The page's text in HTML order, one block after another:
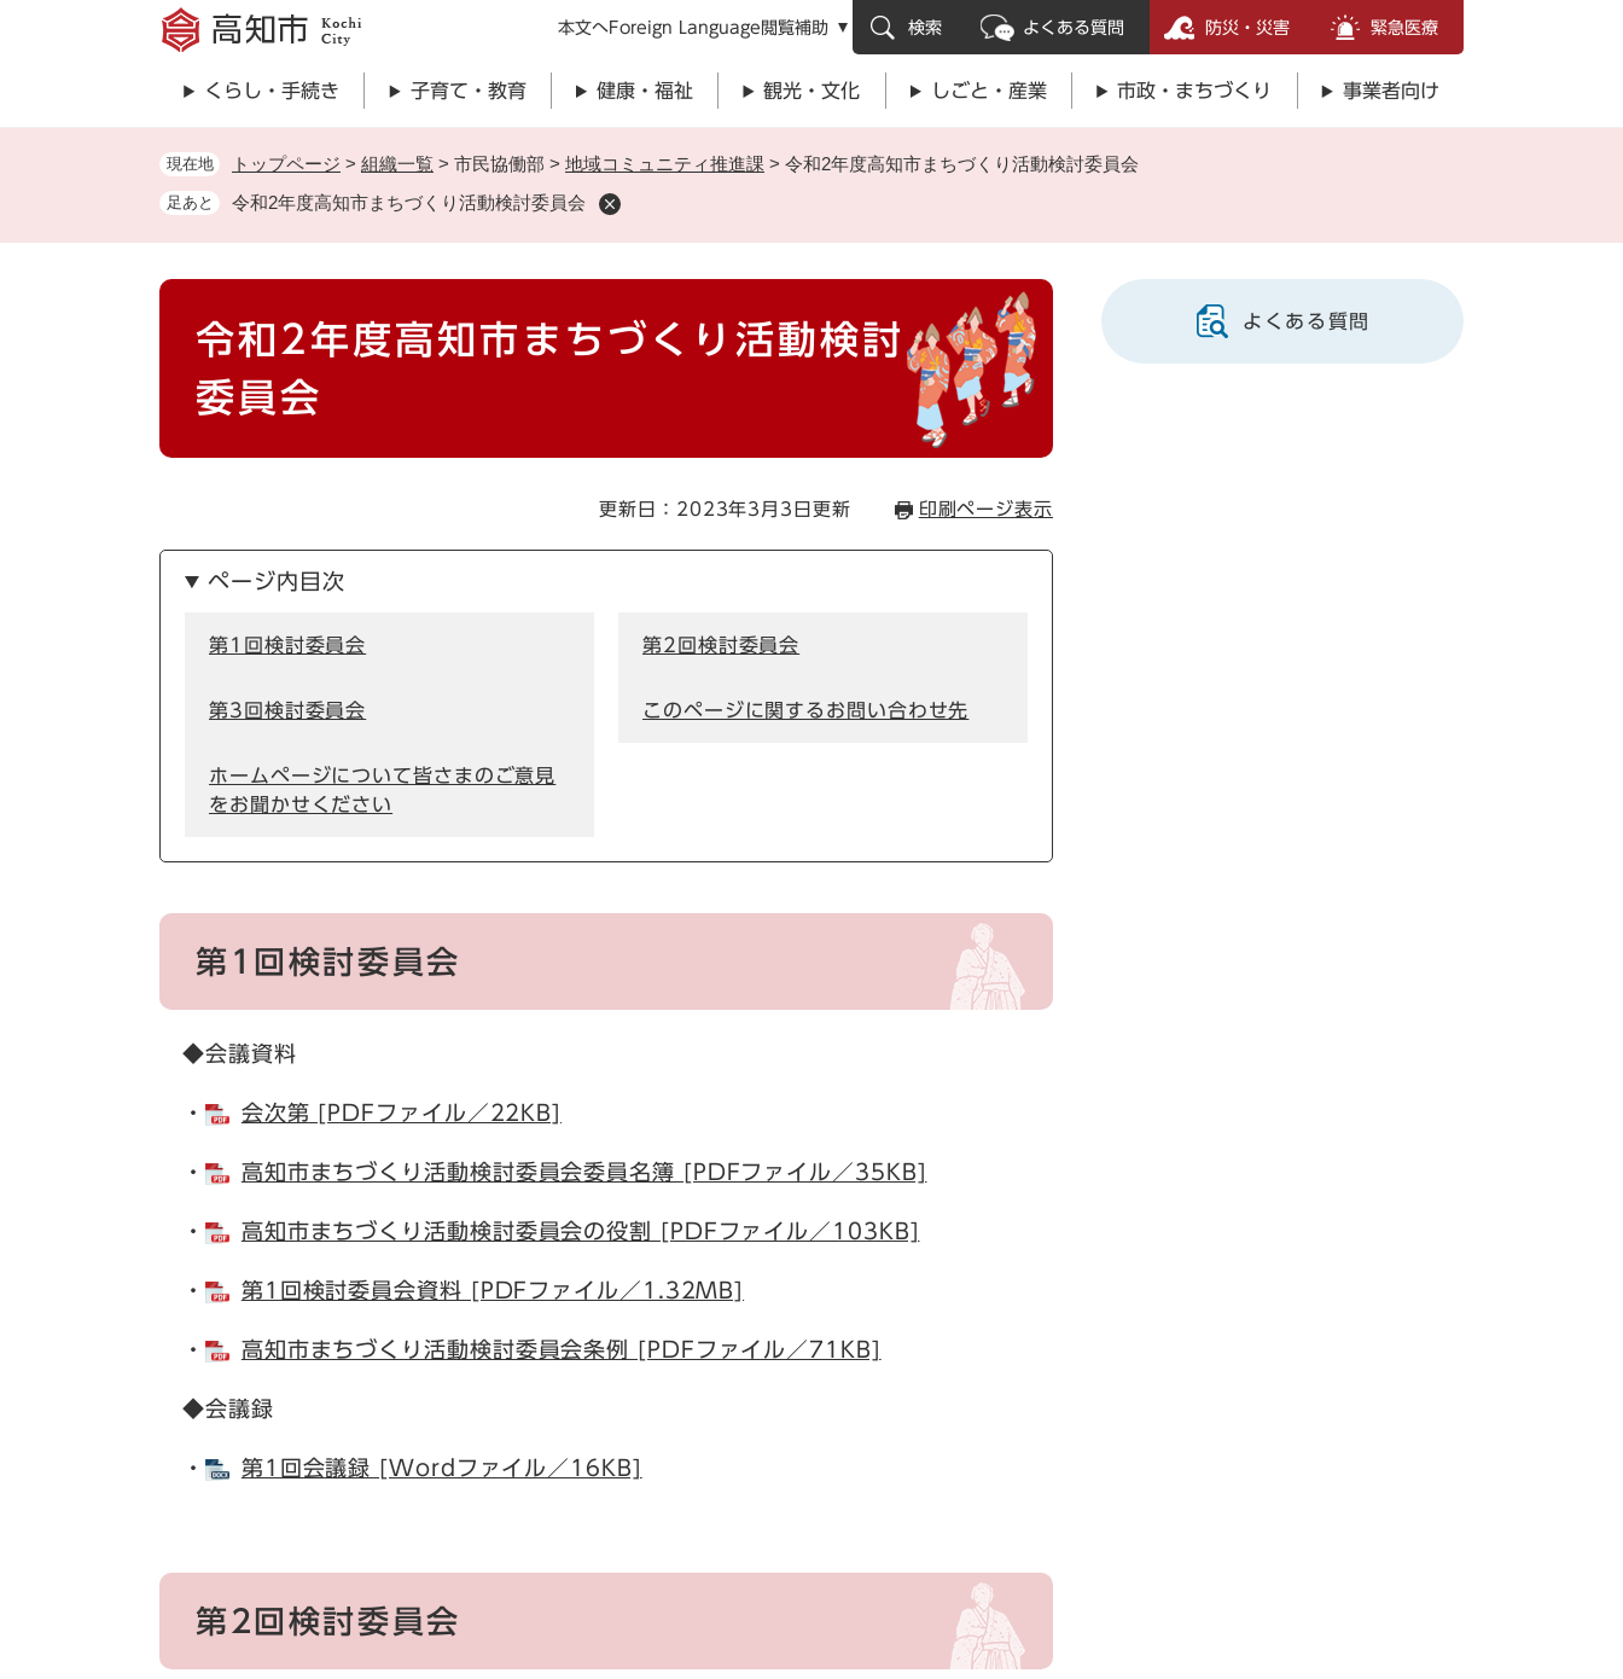
先
。
メニューを飛ばして本文へ
本文へForeign Language 閲覧補助 検索 よくある質問 防災・災害 緊急医療
くらし・手続き 子育て・教育 健康・福祉 観光・文化 しごと・産業 市政・まちづくり 事業者向け
現在地 トップページ > 組織一覧 > 市民協働部 > 地域コミュニティ推進課 > 令和2年度高知市まちづくり活動検討委員会
足あと 令和2年度高知市まちづくり活動検討委員会
本
令和2年度高知市まちづくり活動検討
委員会
更新日：2023年3月3日更新 印刷ページ表示
ページ内目次
第1回検討委員会 第2回検討委員会
第3回検討委員会 このページに関するお問い合わせ先
ホームページについて皆さまのご意見
をお聞かせください
第1回検討委員会
◆会議資料
・ 会次第 [PDFファイル／22KB]
・ 高知市まちづくり活動検討委員会委員名簿 [PDFファイル／35KB]
・ 高知市まちづくり活動検討委員会の役割 [PDFファイル／103KB]
・ 第1回検討委員会資料 [PDFファイル／1.32MB]
・ 高知市まちづくり活動検討委員会条例 [PDFファイル／71KB]
◆会議録
・ 第1回会議録 [Wordファイル／16KB]
第2回検討委員会
よくある質問